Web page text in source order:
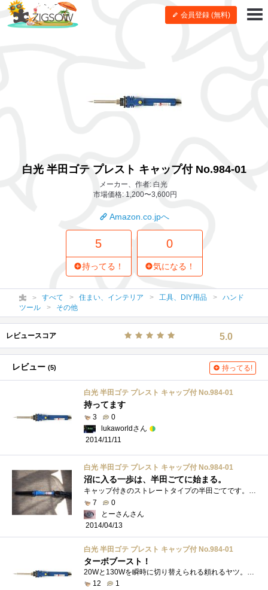
会員登録 (無料)
白光 半田ゴテ プレスト キャップ付 No.984-01
メーカー、作者: 白光
市場価格: 1,200〜3,600円
Amazon.co.jpへ
5
持ってる！
0
気になる！
すべて 住まい、インテリア 工具、DIY用品
ハンド
ツール
その他
レビュースコア 5.0
レビュー (5) 持ってる!
白光 半田ゴテ プレスト キャップ付 No.984-01
持ってます
3
0
lukaworldさん
2014/11/11
白光 半田ゴテ プレスト キャップ付 No.984-01
沼に入る一歩は、半田ごてに始まる。
キャップ付きのストレートタイプの半田ごてです。本体が ブルーのプラスチックです。ブラックの耐熱キャップ付きなのですぐに収納可能です�...
7
0
とーさんさん
2014/04/13
白光 半田ゴテ プレスト キャップ付 No.984-01
ターボブースト！
12
1